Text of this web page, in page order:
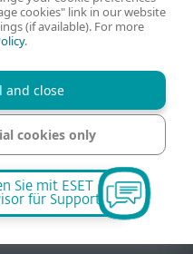
Impressum
Verwendete Warenzeichen
von ESET, spol. s r.o.. Andere hier
eingetragene Warenzeichen ihrer
sein.
Sie mit ESET
für Support
cookies" link in our website
(if available). For more
.
and close
cookies only
cookies